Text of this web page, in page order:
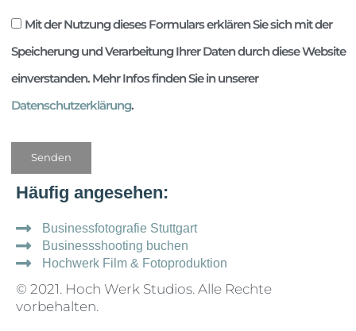
Checkbox
Mit der Nutzung dieses Formulars erklären Sie sich mit der
Speicherung und Verarbeitung Ihrer Daten durch diese Website
einverstanden. Mehr Infos finden Sie in unserer
Datenschutzerklärung.
Senden
Häufig angesehen:
Businessfotografie Stuttgart
Businessshooting buchen
Hochwerk Film & Fotoproduktion
© 2021. Hoch Werk Studios. Alle Rechte
vorbehalten.